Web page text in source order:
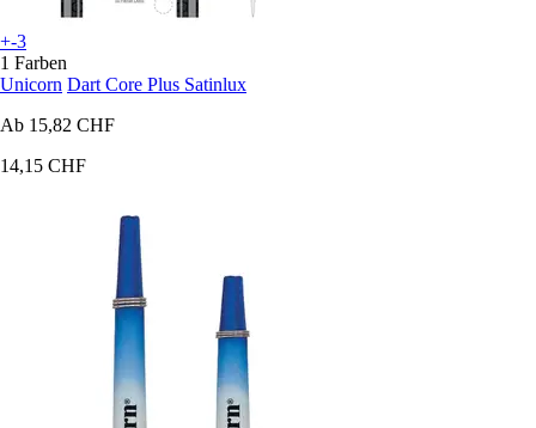
+-3
1 Farben
Unicorn Dart Core Plus Satinlux
Ab 15,82 CHF
14,15 CHF